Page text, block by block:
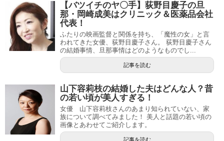
【バツイチのヤ〇手】荻野目慶子の旦
那・岡崎成美はクリニック＆医薬品会社
代表！
ふたりの映画監督と関係を持ち、「魔性の女」と言
われてきた女優、荻野目慶子さん。 荻野目慶子さん
の結婚事情、旦那事情はどのようなものでし...
記事を読む
山下容莉枝の結婚した夫はどんな人？昔
の若い頃が美人すぎる！
女優 山下容莉枝さんのあまり知られていない、家
族について調べてみました！ 美人と話題の若い頃の
画像とあわせてご紹介します。
記事を読む